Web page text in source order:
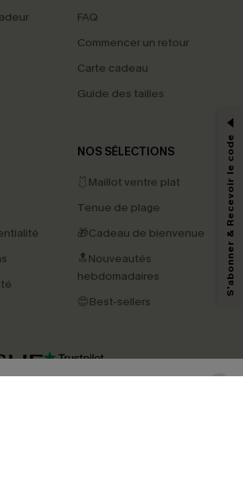
FAQ
Commencer un retour
Carte cadeau
Guide des tailles
NOS SÉLECTIONS
🩱Maillot ventre plat
Tenue de plage
🎁Cadeau de bienvenue
🔝Nouveautés
hebdomadaires
😍Best-sellers
4.4
DE -15%
du contenu généré par l'IA) de Cupshe et
collectées sur notre site ainsi que des
ouverts, de mesurer votre engagement, de
et nos offres, et de vous recommander des
de vous intéresser, conformément à notre
Politique de
pouvez vous désabonner à tout moment.
S'abonner & Recevoir le code